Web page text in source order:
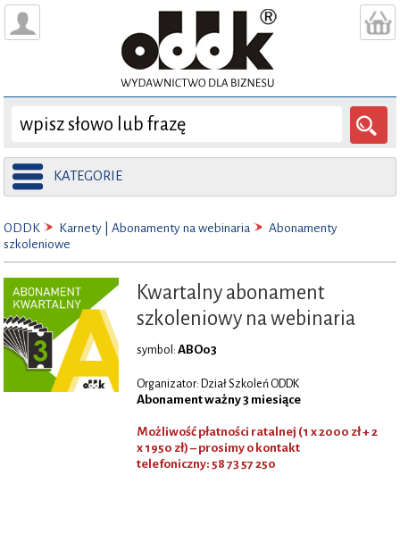
KATEGORIE
ODDK Karnety | Abonamenty na webinaria
Abonamenty
szkoleniowe
Kwartalny abonament
szkoleniowy na webinaria
symbol: ABO03
Organizator: Dział Szkoleń ODDK
Abonament ważny 3 miesiące
Możliwość płatności ratalnej (1 x 2000 zł + 2
x 1950 zł) – prosimy o kontakt
telefoniczny: 58 73 57 250